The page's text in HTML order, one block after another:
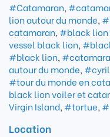
#Catamaran,
lion autour du monde,
catamaran, #black
vessel black lion,
#black lion,
autour du monde,
#tour du monde en
black lion voiler et
Virgin Island, #tortue,
Location